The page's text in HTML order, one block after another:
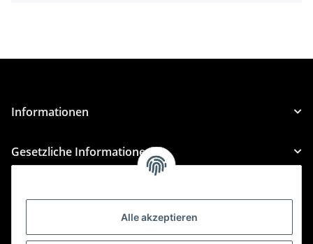
Alle akzeptieren
Informationen
Gesetzliche Informationen
Für Custom Anfragen und Custom Bestellungen auch